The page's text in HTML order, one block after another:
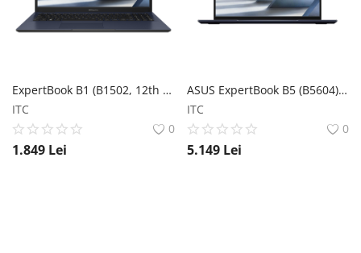
ExpertBook B1 (B1502, 12th Gen Intel) ASUS
ITC
0
1.849 Lei
ASUS ExpertBook B5 (B5604) ASUS
ITC
0
5.149 Lei